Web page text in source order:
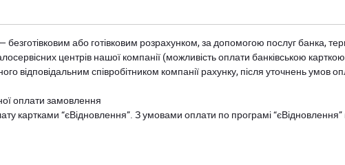
або готівковим розрахунком, за допомогою послуг банка,
центрів нашої компанії (можливість оплати банківською
відповідальним співробітником компанії рахунку, після уточнень умов
оплати замовлення
картками “єВідновлення”. З умовами оплати по програмі